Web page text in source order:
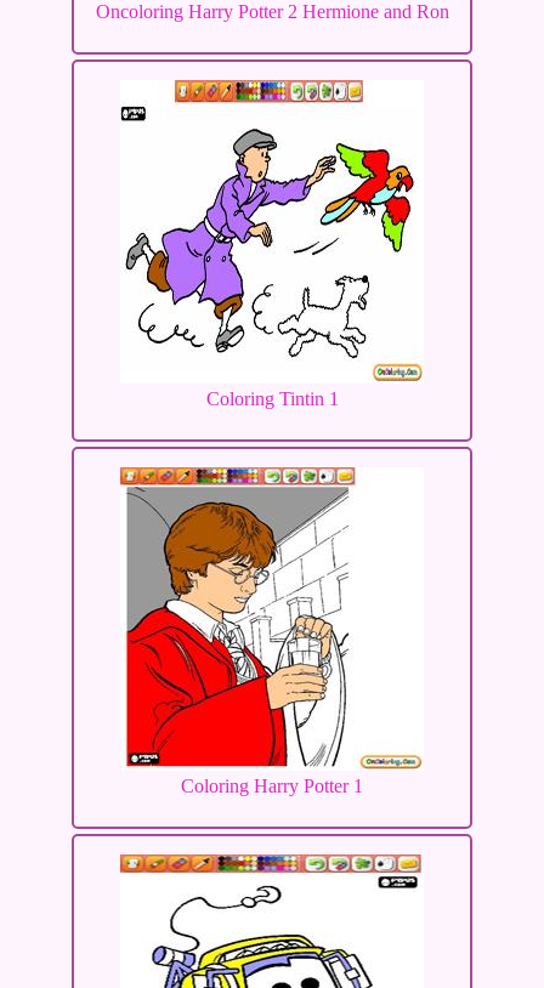
Oncoloring Harry Potter 2 Hermione and Ron
Coloring Tintin 1
Coloring Harry Potter 1